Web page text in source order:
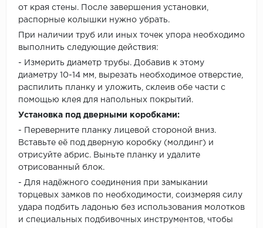
от края стены. После завершения установки,
распорные колышки нужно убрать.
При наличии труб или иных точек упора необходимо
выполнить следующие действия:
- Измерить диаметр трубы. Добавив к этому
диаметру 10-14 мм, вырезать необходимое отверстие,
распилить планку и уложить, склеив обе части с
помощью клея для напольных покрытий.
Установка под дверными коробками:
- Переверните планку лицевой стороной вниз.
Вставьте её под дверную коробку (молдинг) и
отрисуйте абрис. Выньте планку и удалите
отрисованный блок.
- Для надёжного соединения при замыкании
торцевых замков по необходимости, соизмеряя силу
удара подбить ладонью без использования молотков
и специальных подбивочных инструментов, чтобы